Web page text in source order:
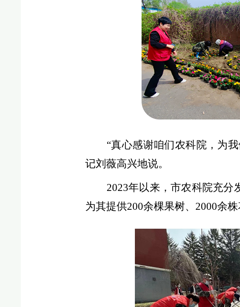
“真心感谢咱们农科院，为
记刘薇高兴地说。
2023年以来，市农科院充
为其提供200余棵果树、2000余